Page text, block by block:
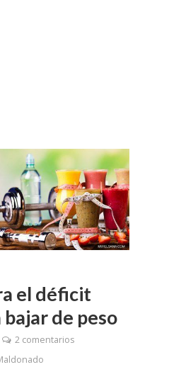
el déficit
de peso
2 comentarios